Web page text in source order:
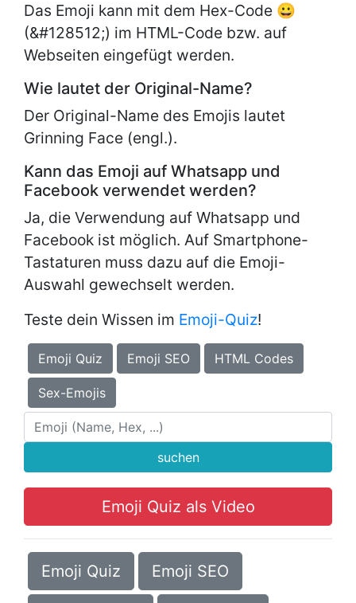
Das Emoji kann mit dem Hex-Code 😀
(&#128512;) im HTML-Code bzw. auf
Webseiten eingefügt werden.
Wie lautet der Original-Name?
Der Original-Name des Emojis lautet
Grinning Face (engl.).
Kann das Emoji auf Whatsapp und
Facebook verwendet werden?
Ja, die Verwendung auf Whatsapp und
Facebook ist möglich. Auf Smartphone-
Tastaturen muss dazu auf die Emoji-
Auswahl gewechselt werden.
Teste dein Wissen im Emoji-Quiz!
Emoji Quiz Emoji SEO HTML Codes
Sex-Emojis
suchen
Emoji Quiz als Video
Emoji Quiz Emoji SEO